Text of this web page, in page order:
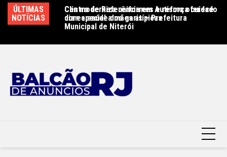
para
ÚLTIMAS
NOTÍCIAS
Centro de Referência em Autismo oferece
dia especial a mães atípicas
Clin moderniza uniformes e reforça cuidado
com a saúde dos garis – Prefeitura
Municipal de Niterói